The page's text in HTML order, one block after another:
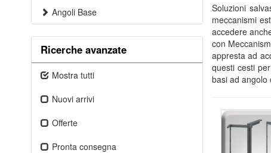
Soluzioni
meccanismi
accedere
con
appresta ad
questi cesti
basi ad angolo
Angoli Base
Ricerche avanzate
Mostra tutti
Nuovi arrivi
Offerte
Pronta consegna